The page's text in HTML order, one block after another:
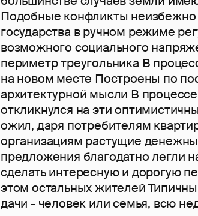
Подобные конфликты
государства в ручном режиме
возможного социального
периметр треугольника В
на новом месте Построены по
архитектурной мысли В
откликнулся на эти
ожил, даря потребителям
организациям растущие
предложения благодатно легли
сделать интересную и дорогую
этом остальных жителей
дачи - человек или семья, всю